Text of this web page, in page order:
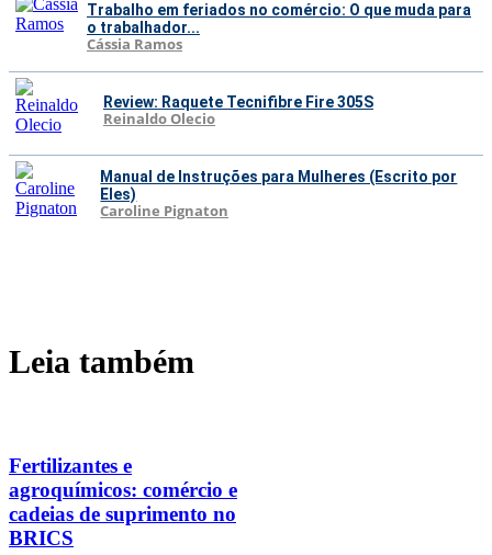
Trabalho em feriados no comércio: O que muda para
o trabalhador...
Cássia Ramos
Review: Raquete Tecnifibre Fire 305S
Reinaldo Olecio
Manual de Instruções para Mulheres (Escrito por
Eles)
Caroline Pignaton
Leia também
Fertilizantes e
agroquímicos: comércio e
cadeias de suprimento no
BRICS